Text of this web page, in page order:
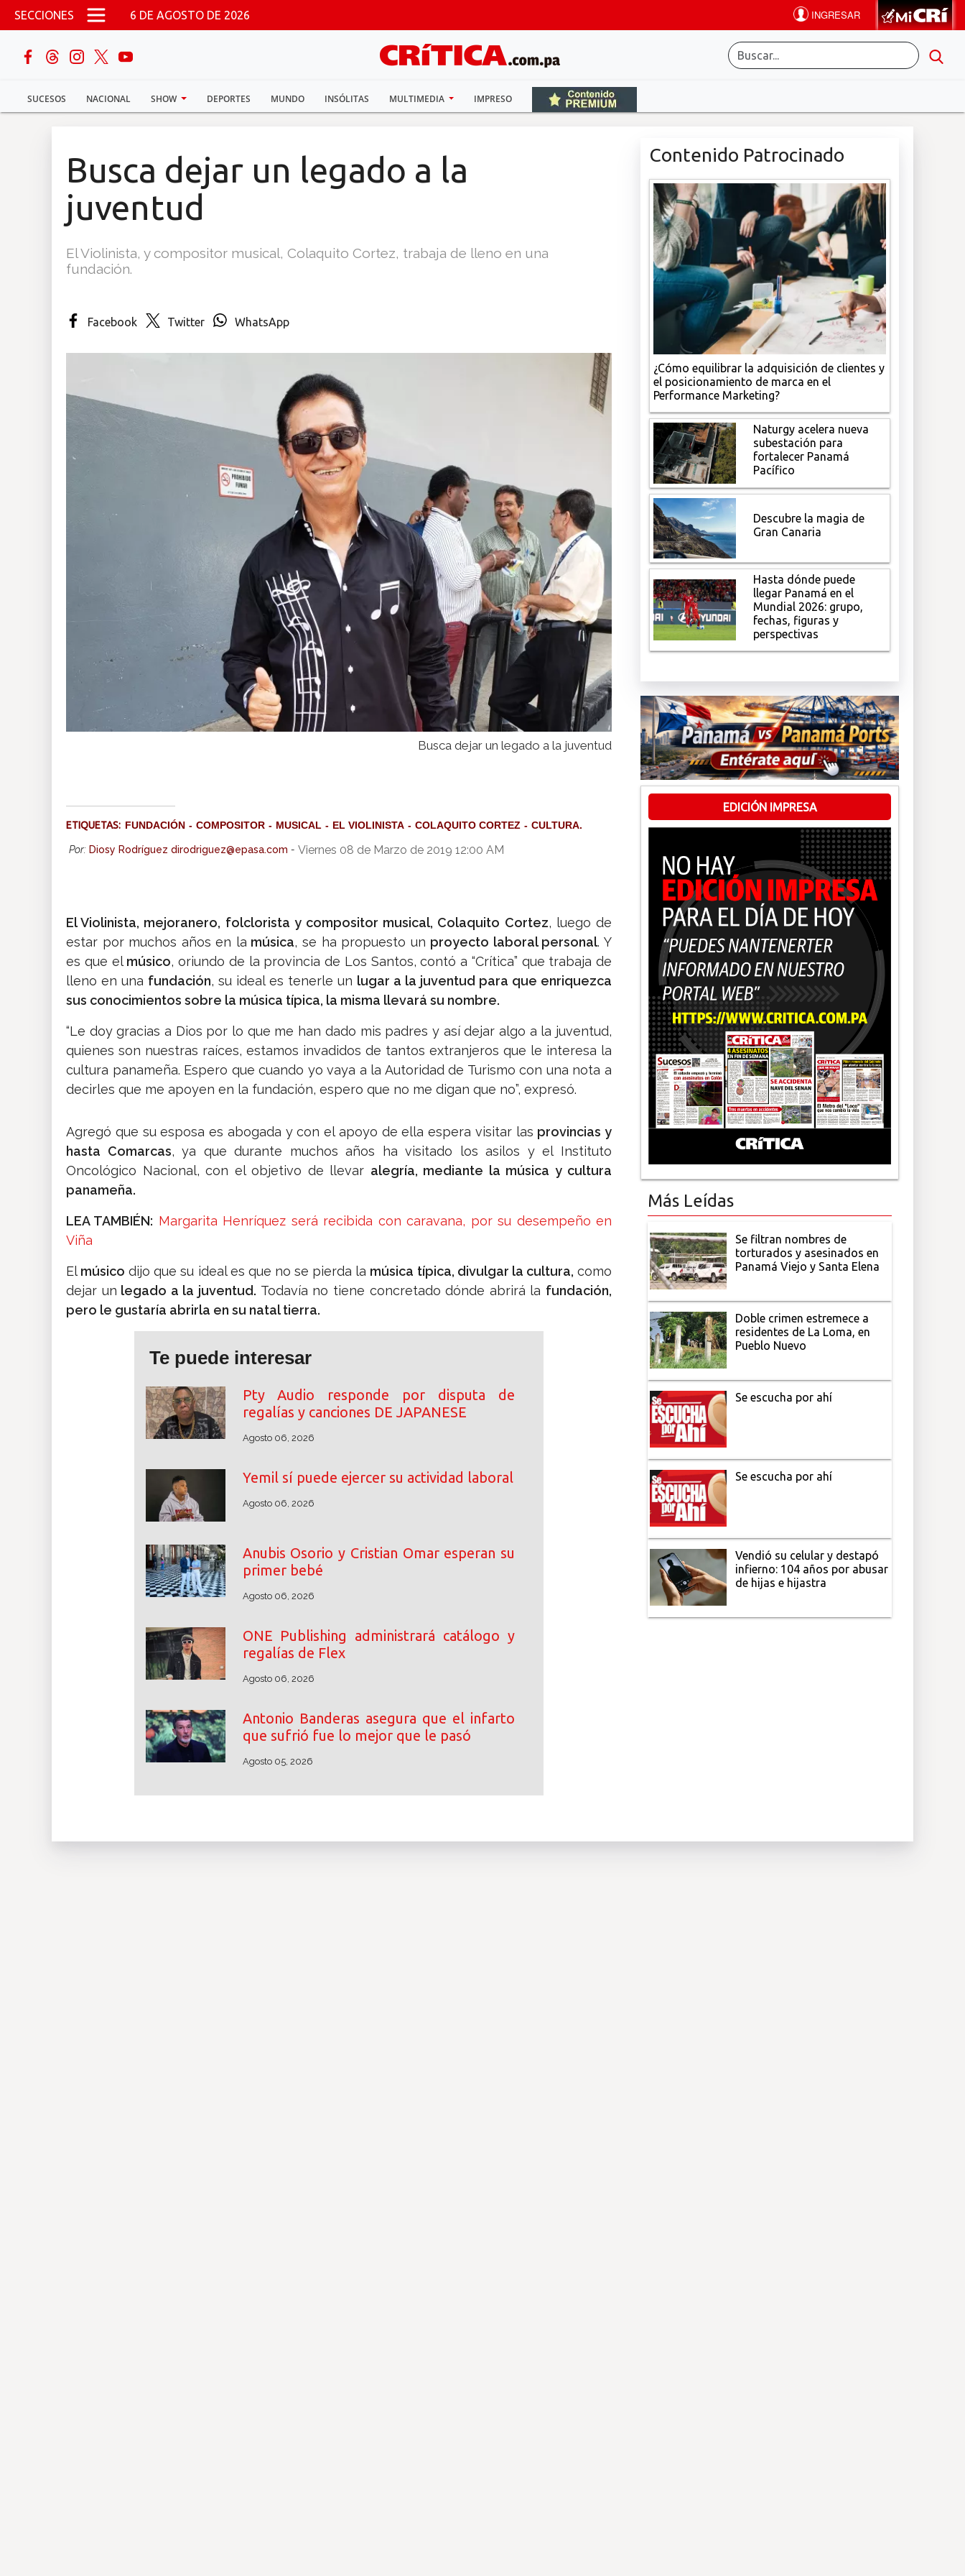
Pasar al contenido principal
SECCIONES 6 DE AGOSTO DE 2026
SUCESOS NACIONAL SHOW DEPORTES MUNDO INSÓLITAS MULTIMEDIA IMPRESO
buscar
Sucesos
Busca dejar un legado a la
juventud
El Violinista, y compositor musical, Colaquito Cortez, trabaja de lleno en una
fundación.
Facebook Twitter WhatsApp
Busca dejar un legado a la juventud
ETIQUETAS: FUNDACIÓN COMPOSITOR MUSICAL EL VIOLINISTA COLAQUITO CORTEZ CULTURA.
Por: Diosy Rodríguez dirodriguez@epasa.com - Viernes 08 de Marzo de 2019 12:00 AM
El Violinista, mejoranero, folclorista y compositor musical, Colaquito Cortez, luego de
estar por muchos años en la música, se ha propuesto un proyecto laboral personal. Y
es que elmúsico, oriundo de la provincia de Los Santos, contó a “Crítica” que trabaja de
lleno en una fundación, su ideal es tenerle un lugar a la juventud para que enriquezca
sus conocimientos sobre la música típica, la misma llevará su nombre.
“Le doy gracias a Dios por lo que me han dado mis padres y así dejar algo a la juventud,
quienes son nuestras raíces, estamos invadidos de tantos extranjeros que le interesa la
cultura panameña. Espero que cuando yo vaya a la Autoridad de Turismo con una nota a
decirles que me apoyen en la fundación, espero que no me digan que no”, expresó.
Agregó que su esposa es abogada y con el apoyo de ella espera visitar las provincias y
hasta Comarcas, ya que durante muchos años ha visitado los asilos y el Instituto
Oncológico Nacional, con el objetivo de llevar alegría, mediante la música y cultura
panameña.
LEA TAMBIÉN: Margarita Henríquez será recibida con caravana, por su desempeño en
Viña
Elmúsico dijo que su ideal es que no se pierda la música típica, divulgar la cultura, como
dejar un legado a la juventud. Todavía no tiene concretado dónde abrirá la fundación,
pero le gustaría abrirla en su natal tierra.
Te puede interesar
Pty Audio responde por disputa de
regalías y canciones DE JAPANESE
Agosto 06, 2026
Yemil sí puede ejercer su actividad laboral
Agosto 06, 2026
Anubis Osorio y Cristian Omar esperan su
primer bebé
Agosto 06, 2026
ONE Publishing administrará catálogo y
regalías de Flex
Agosto 06, 2026
Antonio Banderas asegura que el infarto
que sufrió fue lo mejor que le pasó
Agosto 05, 2026
Contenido Patrocinado
¿Cómo equilibrar la adquisición de clientes y
el posicionamiento de marca en el
Performance Marketing?
Naturgy acelera nueva
subestación para
fortalecer Panamá
Pacífico
Descubre la magia de
Gran Canaria
Hasta dónde puede
llegar Panamá en el
Mundial 2026: grupo,
fechas, figuras y
perspectivas
EDICIÓN IMPRESA
Más Leídas
Se filtran nombres de
torturados y asesinados en
Panamá Viejo y Santa Elena
Doble crimen estremece a
residentes de La Loma, en
Pueblo Nuevo
Se escucha por ahí
Se escucha por ahí
Vendió su celular y destapó
infierno: 104 años por abusar
de hijas e hijastra